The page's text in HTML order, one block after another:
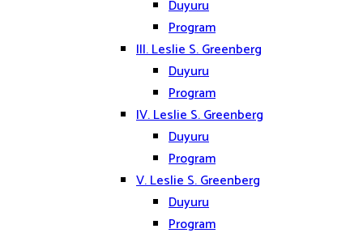
Duyuru
Program
III. Leslie S. Greenberg
Duyuru
Program
IV. Leslie S. Greenberg
Duyuru
Program
V. Leslie S. Greenberg
Duyuru
Program